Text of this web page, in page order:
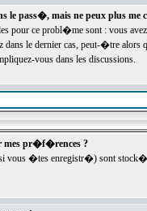
le pass�, mais ne peux plus me
pour ce probl�me sont : vous
dans le dernier cas, peut-�tre
vous dans les discussions.
mes pr�f�rences ?
�tes enregistr�) sont